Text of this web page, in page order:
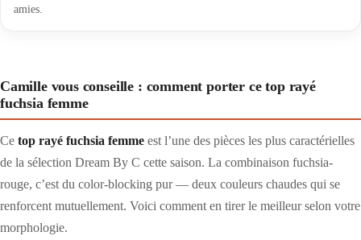
amies.
Camille vous conseille : comment porter ce top rayé
fuchsia femme
Ce top rayé fuchsia femme est l’une des pièces les plus caractérielles
de la sélection Dream By C cette saison. La combinaison fuchsia-
rouge, c’est du color-blocking pur — deux couleurs chaudes qui se
renforcent mutuellement. Voici comment en tirer le meilleur selon votre
morphologie.